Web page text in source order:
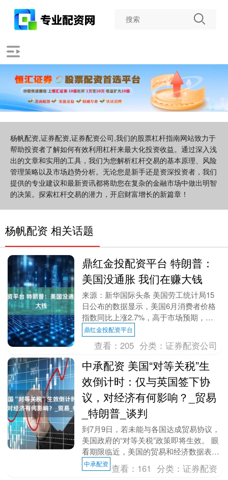
杨帆配资,证券配资,证券配资公司,我们的股票杠杆指南网站致力于
帮助投资者了解如何有效利用杠杆来最大化投资收益。通过深入浅
出的文章和实用的工具，我们为您解析杠杆交易的基本原理、风险
管理策略以及市场趋势分析。无论您是新手还是资深投资者，我们
提供的专业建议和最新资讯都将助您在复杂的金融市场中做出明智
的决策。探索杠杆交易的潜力，开启财富增长的新篇章！
杨帆配资 相关话题
鼎红金投配资平台 特朗普：
美国没通胀 我们在赚大钱
来源：新华国际头条 美国劳工统计局15
日公布的数据显示，美国6月消费者价格
指数同比上涨2.7%，高于市场预期，为2
月以来最大同比涨幅。 数据显示，剔除
波动较大的....
鼎红金投配资平台
查看：205 分类：证券配资公司
中承配资 美国“对等关税”生
效倒计时：仅与英国签下协
议，对经济有何影响？_贸易
_特朗普_谈判
到7月9日，若未能与各国达成贸易协议，
美国政府的“对等关税”政策即将生效。 眼
看期限临近，美国的贸易和经济数据表现
如何呢？ 6月27日，美国商务部公布的最
新数据....
中承配资 查看： 161 分类：证券配资